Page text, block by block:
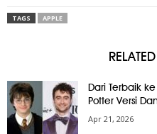
TAGS APPLE
Dari Terbaik
Potter Versi
Apr 21, 2026